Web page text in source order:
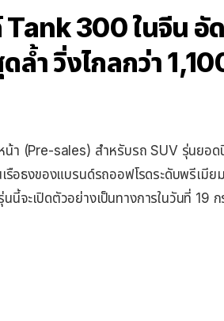
Tank 300 ในจีน
ล้ำ วิ่งไกลกว่า
น้า (Pre-sales) สำหรับรถ SUV รุ่นยอ
รือธงของแบรนด์รถออฟโรดระดับพรีเมีย
นี้จะเปิดตัวอย่างเป็นทางการในวันที่ 19